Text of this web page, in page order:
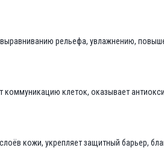
рельефа, увлажнению,
коммуникацию клеток, оказывает
кожи, укрепляет защитный барьер,